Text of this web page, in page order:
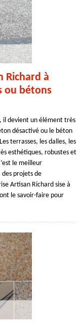
Richard à
ou bétons
il devient un élément très
désactivé ou le béton
terrasses, les dalles, les
esthétiques, robustes et
le meilleur
des projets de
Artisan Richard sise à
le savoir-faire pour